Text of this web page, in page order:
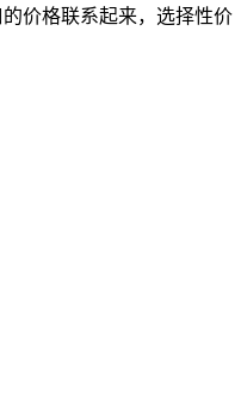
价格联系起来，选择性价